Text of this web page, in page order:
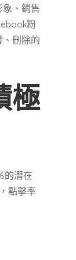
、銷售
粉
刪除的
極
的潛在
點擊率